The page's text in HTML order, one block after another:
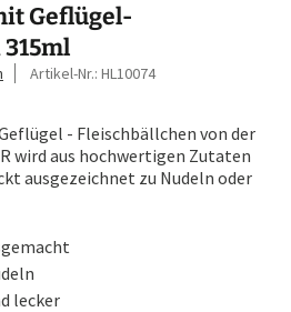
Geflügel-
Artikel-Nr.: HL10074
- Fleischbällchen von der
wird aus hochwertigen Zutaten
ausgezeichnet zu Nudeln oder
lecker